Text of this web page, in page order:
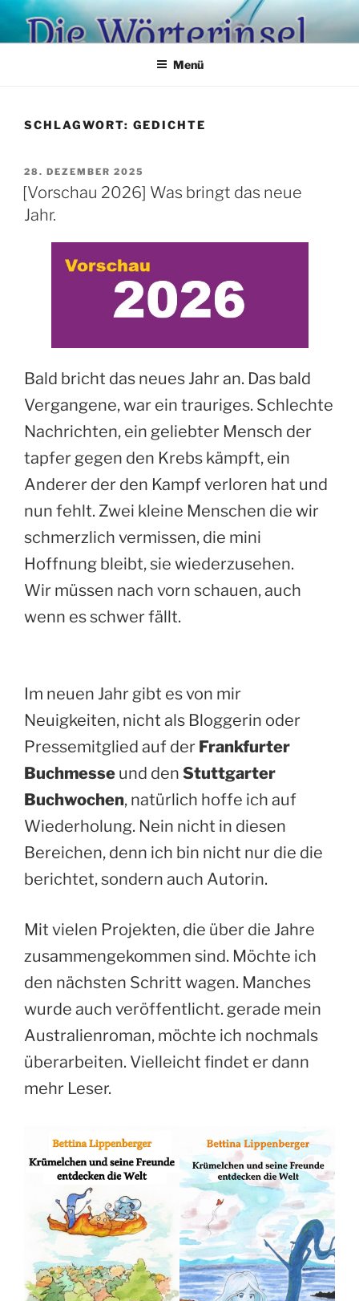
Zum
Inhalt
springen
Menü
SCHLAGWORT: GEDICHTE
VERÖFFENTLICHT
AM
28. DEZEMBER 2025
[Vorschau 2026] Was bringt das neue
Jahr.
Bald bricht das neues Jahr an. Das bald
Vergangene, war ein trauriges. Schlechte
Nachrichten, ein geliebter Mensch der
tapfer gegen den Krebs kämpft, ein
Anderer der den Kampf verloren hat und
nun fehlt. Zwei kleine Menschen die wir
schmerzlich vermissen, die mini
Hoffnung bleibt, sie wiederzusehen.
Wir müssen nach vorn schauen, auch
wenn es schwer fällt.
Im neuen Jahr gibt es von mir
Neuigkeiten, nicht als Bloggerin oder
Pressemitglied auf der Frankfurter
Buchmesse und den Stuttgarter
Buchwochen, natürlich hoffe ich auf
Wiederholung. Nein nicht in diesen
Bereichen, denn ich bin nicht nur die die
berichtet, sondern auch Autorin.
Mit vielen Projekten, die über die Jahre
zusammengekommen sind. Möchte ich
den nächsten Schritt wagen. Manches
wurde auch veröffentlicht. gerade mein
Australienroman, möchte ich nochmals
überarbeiten. Vielleicht findet er dann
mehr Leser.